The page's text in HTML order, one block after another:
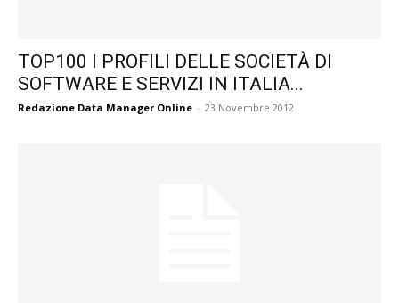
TOP100 I PROFILI DELLE SOCIETÀ DI
SOFTWARE E SERVIZI IN ITALIA...
Redazione Data Manager Online - 23 Novembre 2012